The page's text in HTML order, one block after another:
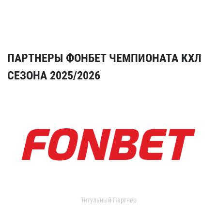
ПАРТНЕРЫ ФОНБЕТ ЧЕМПИОНАТА КХЛ
СЕЗОНА 2025/2026
Титульный Партнер